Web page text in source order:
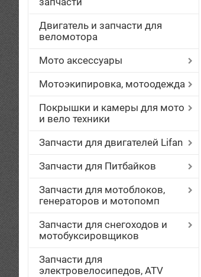
Двигатель и запчасти для
веломотора
Мото аксессуары
Мотоэкипировка, мотоодежда
Покрышки и камеры для мото
и вело техники
Запчасти для двигателей Lifan
Запчасти для Питбайков
Запчасти для мотоблоков,
генераторов и мотопомп
Запчасти для снегоходов и
мотобуксировщиков
Запчасти для
электровелосипедов, ATV